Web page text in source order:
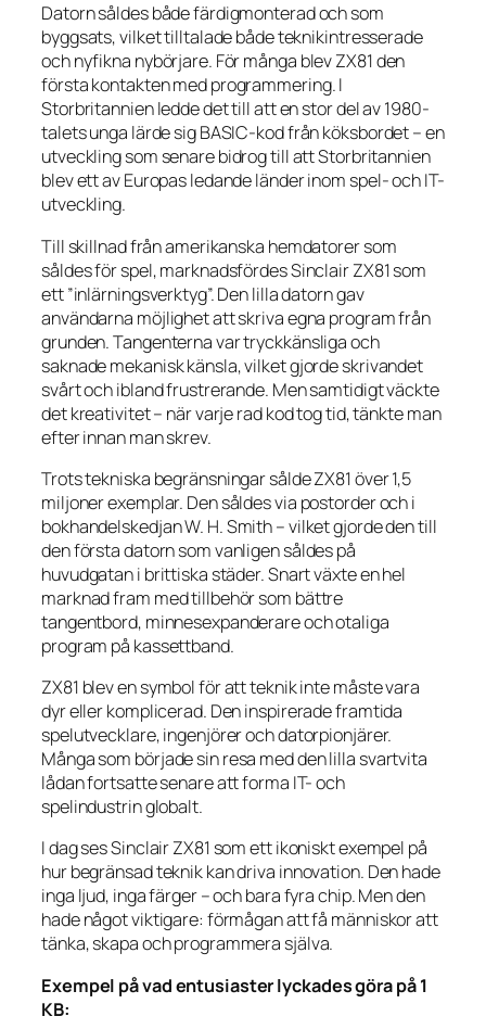
Datorn såldes både färdigmonterad och som
byggsats, vilket tilltalade både teknikintresserade
och nyfikna nybörjare. För många blev ZX81 den
första kontakten med programmering. I
Storbritannien ledde det till att en stor del av 1980-
talets unga lärde sig BASIC-kod från köksbordet – en
utveckling som senare bidrog till att Storbritannien
blev ett av Europas ledande länder inom spel- och IT-
utveckling.
Till skillnad från amerikanska hemdatorer som
såldes för spel, marknadsfördes Sinclair ZX81 som
ett ”inlärningsverktyg”. Den lilla datorn gav
användarna möjlighet att skriva egna program från
grunden. Tangenterna var tryckkänsliga och
saknade mekanisk känsla, vilket gjorde skrivandet
svårt och ibland frustrerande. Men samtidigt väckte
det kreativitet – när varje rad kod tog tid, tänkte man
efter innan man skrev.
Trots tekniska begränsningar sålde ZX81 över 1,5
miljoner exemplar. Den såldes via postorder och i
bokhandelskedjan W. H. Smith – vilket gjorde den till
den första datorn som vanligen såldes på
huvudgatan i brittiska städer. Snart växte en hel
marknad fram med tillbehör som bättre
tangentbord, minnesexpanderare och otaliga
program på kassettband.
ZX81 blev en symbol för att teknik inte måste vara
dyr eller komplicerad. Den inspirerade framtida
spelutvecklare, ingenjörer och datorpionjärer.
Många som började sin resa med den lilla svartvita
lådan fortsatte senare att forma IT- och
spelindustrin globalt.
I dag ses Sinclair ZX81 som ett ikoniskt exempel på
hur begränsad teknik kan driva innovation. Den hade
inga ljud, inga färger – och bara fyra chip. Men den
hade något viktigare: förmågan att få människor att
tänka, skapa och programmera själva.
Exempel på vad entusiaster lyckades göra på 1
KB: